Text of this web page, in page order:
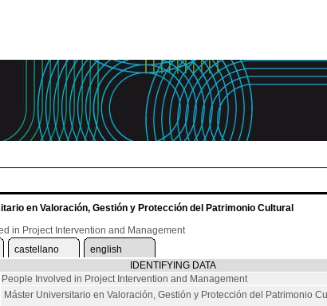
en Valoración, Gestión y Protección del Patrimonio Cultural
in Project Intervention and Management
castellano
english
IDENTIFYING DATA
People Involved in Project Intervention and Management
Máster Universitario en Valoración, Gestión y Protección del Patrimonio